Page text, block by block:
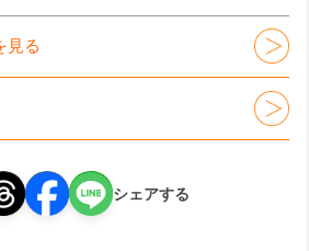
見る
シェアする